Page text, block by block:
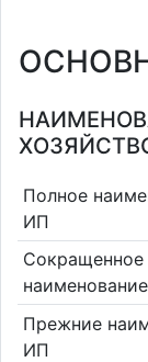
Полное
ИП
Сокращенное
Прежние
ИП